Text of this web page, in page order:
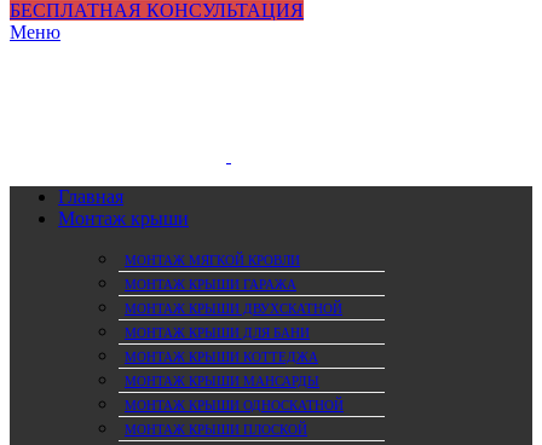
БЕСПЛАТНАЯ КОНСУЛЬТАЦИЯ
Меню
Главная
Монтаж крыши
МОНТАЖ МЯГКОЙ КРОВЛИ
МОНТАЖ КРЫШИ ГАРАЖА
МОНТАЖ КРЫШИ ДВУХСКАТНОЙ
МОНТАЖ КРЫШИ ДЛЯ БАНИ
МОНТАЖ КРЫШИ КОТТЕДЖА
МОНТАЖ КРЫШИ МАНСАРДЫ
МОНТАЖ КРЫШИ ОДНОСКАТНОЙ
МОНТАЖ КРЫШИ ПЛОСКОЙ